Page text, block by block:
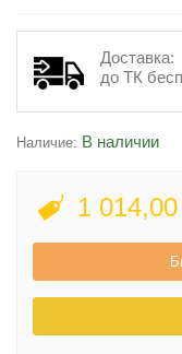
Доставка:
до ТК
Наличие: В наличии
1